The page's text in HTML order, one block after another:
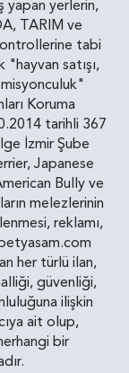
yapan yerlerin,
TARIM ve
tabi
satışı,
Koruma
tarihli 367
İzmir Şube
Japanese
Bully ve
melezlerinin
reklamı,
her türlü ilan,
güvenliği,
ilişkin
ait olup,
bir